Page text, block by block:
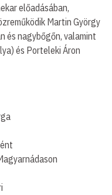
előadásában,
Martin György
és nagybőgőn, valamint
és Porteleki Áron